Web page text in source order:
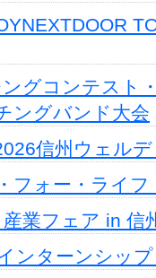
グコンテスト
ングバンド大会
信州ウェル
フォー・ライ
業フェア in 信
ンターンシッ